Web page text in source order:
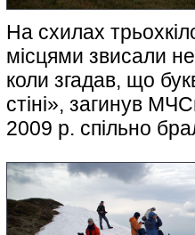
На схилах
місцями звисали
коли згадав, що
стіні», загинув
2009 р. спільно